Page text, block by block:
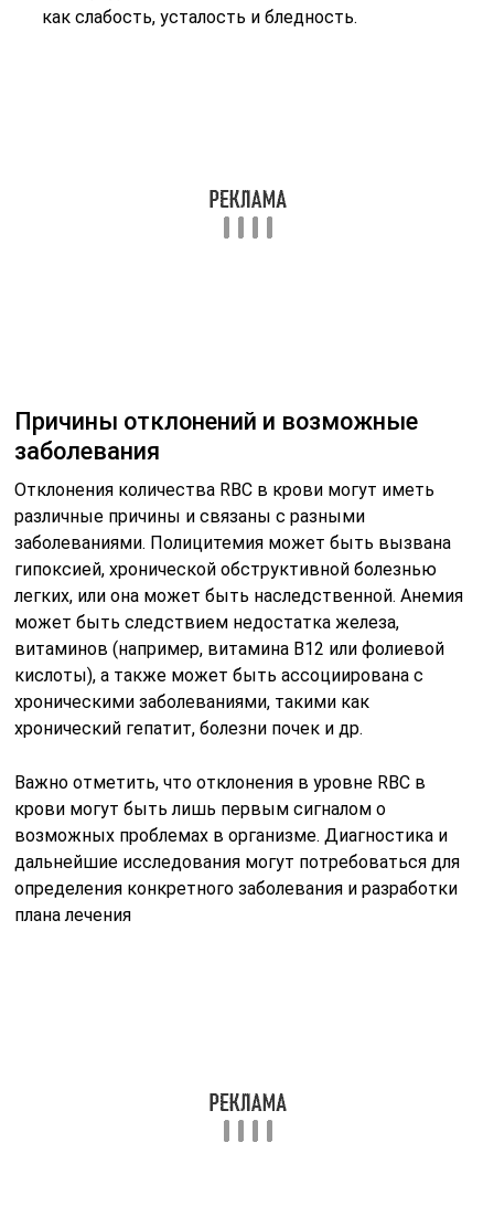
кислоты), а также может быть ассоциирована с
дальнейшие исследования могут потребоваться для
PCT (тромбокрит)
PCT (тромбокрит) — важный параметр в анализе
крови, который отражает процентное соотношение
Тромбокрит, подобно другим показателям анализа
крови, имеет важное значение для оценки состояния
системы кровообращения и может служить
индикатором различных патологических процессов
обеспечения нормального свертывания крови и
предотвращения избыточных тромбозов.